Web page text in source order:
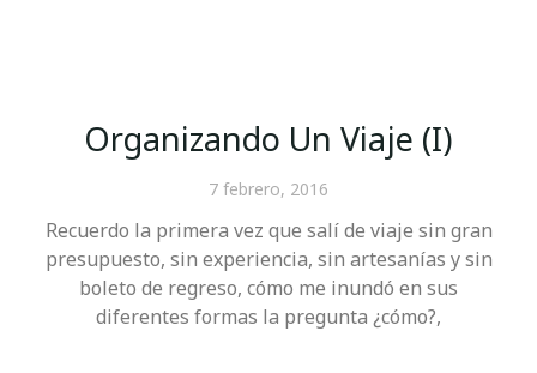
Organizando Un Viaje (I)
7 febrero, 2016
Recuerdo la primera vez que salí de viaje sin gran
presupuesto, sin experiencia, sin artesanías y sin
boleto de regreso, cómo me inundó en sus
diferentes formas la pregunta ¿cómo?,